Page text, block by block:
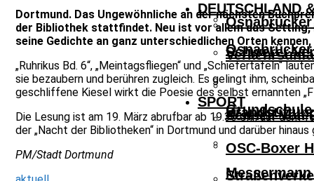
Schwerer
DEUTSCHLAND
Schnell Von
SPORT
OSC-Boxer
Dortmund. Das Ungewöhnliche an der nächsten
der Bibliothek stattfindet. Neu ist vor allem das
seine Gedichte an ganz unterschiedlichen Orten
„Ruhrikus Bd. 6“, „Meintagsfliegen“ und „Schiefertafeln“
sie bezaubern und berühren zugleich. Es gelingt ihm,
geschliffene Kiesel wirkt die Poesie des selbst ernannten
Die Lesung ist am 19. März abrufbar ab 19.30 Uhr, auf dem
der „Nacht der Bibliotheken“ in Dortmund und darüber
PM/Stadt Dortmund